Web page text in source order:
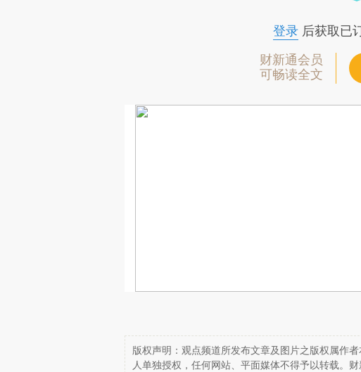
登录后获取已
财新通会员
可畅读全文
版权声明：观点频道所发布文章及图片之版权属作
人单独授权，任何网站、平面媒体不得予以转载。